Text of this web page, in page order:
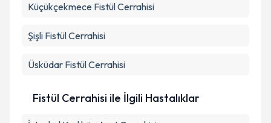
Küçükçekmece Fistül Cerrahisi
Şişli Fistül Cerrahisi
Üsküdar Fistül Cerrahisi
Fistül Cerrahisi ile İlgili Hastalıklar